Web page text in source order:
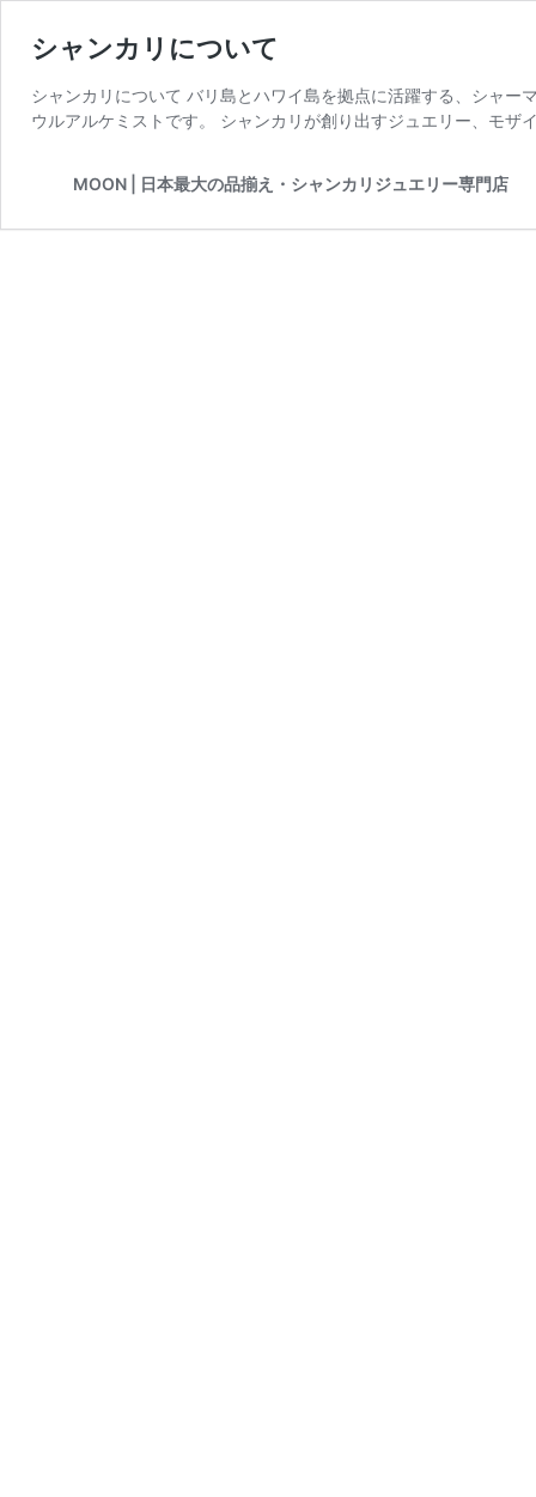
シャンカリについて
シャンカリについて バリ島とハワイ島を拠点に活躍する、シャ
ウルアルケミストです。 シャンカリが創り出すジュエリー、モ
MOON | 日本最大の品揃え・シャンカリジュエリー専門店